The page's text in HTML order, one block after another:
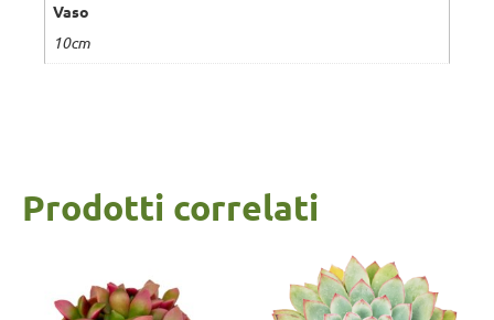
Vaso
10cm
Prodotti correlati